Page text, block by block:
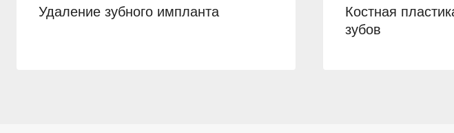
Удаление зубного импланта
Костная
зубов